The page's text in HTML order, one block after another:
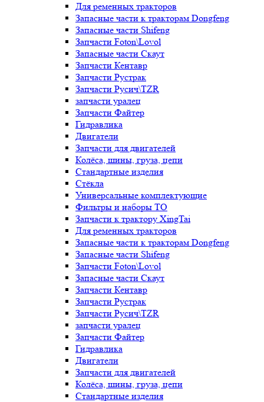
Для ременных тракторов
Запасные части к тракторам Dongfeng
Запасные части Shifeng
Запчасти Foton\Lovol
Запасные части Скаут
Запчасти Кентавр
Запчасти Рустрак
Запчасти Русич\TZR
запчасти уралец
Запчасти Файтер
Гидравлика
Двигатели
Запчасти для двигателей
Колёса, шины, груза, цепи
Стандартные изделия
Стёкла
Универсальные комплектующие
Фильтры и наборы ТО
Запчасти к трактору XingTai
Для ременных тракторов
Запасные части к тракторам Dongfeng
Запасные части Shifeng
Запчасти Foton\Lovol
Запасные части Скаут
Запчасти Кентавр
Запчасти Рустрак
Запчасти Русич\TZR
запчасти уралец
Запчасти Файтер
Гидравлика
Двигатели
Запчасти для двигателей
Колёса, шины, груза, цепи
Стандартные изделия